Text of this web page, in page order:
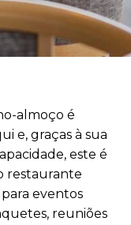
almoço é
e, graças à sua
este é
restaurante
eventos
reuniões